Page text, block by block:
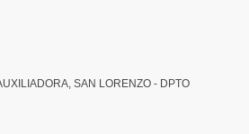
SAN LORENZO - DPTO